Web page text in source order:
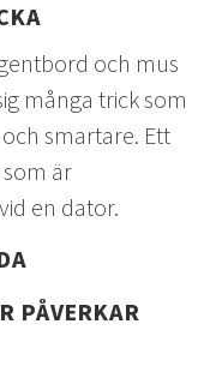
och mus
många trick som
smartare. Ett
är
en dator.
PÅVERKAR